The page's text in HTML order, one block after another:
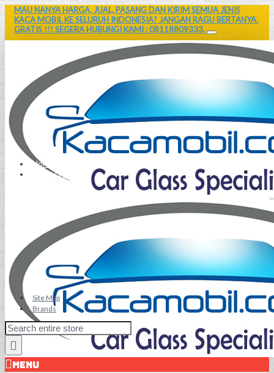
MAU NANYA HARGA, JUAL, PASANG DAN KIRIM SEMUA JENIS
KACA MOBIL KE SELURUH INDONESIA? JANGAN RAGU BERTANYA.
GRATIS !!! SEGERA HUBUNGI KAMI : 08118809333.
Home
Contact Us
Site Map
Brands
MENU